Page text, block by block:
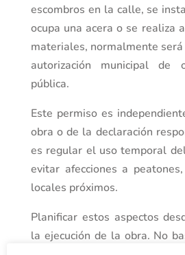
escombros en la calle, se
ocupa una acera o se realiza
materiales, normalmente
autorización municipal de
pública.
Este permiso es
obra o de la declaración
es regular el uso temporal
evitar afecciones a
locales próximos.
Planificar estos aspectos
la ejecución de la obra. No